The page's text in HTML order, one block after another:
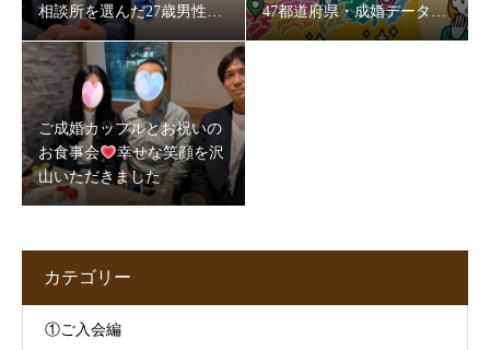
相談所を選んだ27歳男性。
5か月半で成婚できた理由
とは
47都道府県・成婚データが
映す“地域の素顔”
ご成婚カップルとお祝いの
お食事会
幸せな笑顔を沢
山いただきました
カテゴリー
①ご入会編